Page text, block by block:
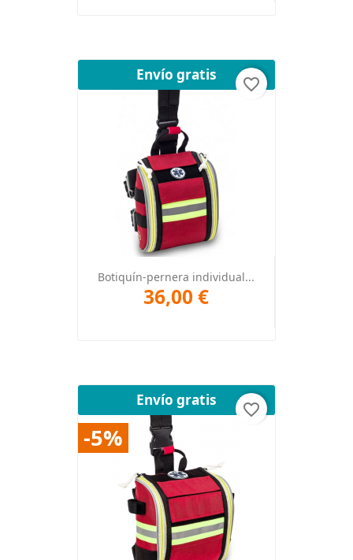
Botiquín-pernera individual...
36,00 €
Envío gratis
favorite_border
Envío gratis
-5%
favorite_border